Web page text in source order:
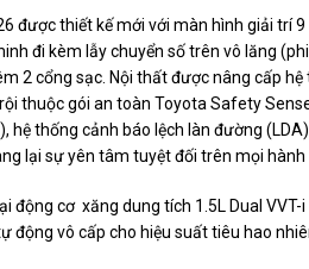
được thiết kế mới với màn hình giải trí
đi kèm lẫy chuyển số trên vô lăng
2 cổng sạc. Nội thất được nâng cấp hệ
thuộc gói an toàn Toyota Safety
hệ thống cảnh báo lệch làn đường
lại sự yên tâm tuyệt đối trên mọi
động cơ xăng dung tích 1.5L Dual VVT-
động vô cấp cho hiệu suất tiêu hao